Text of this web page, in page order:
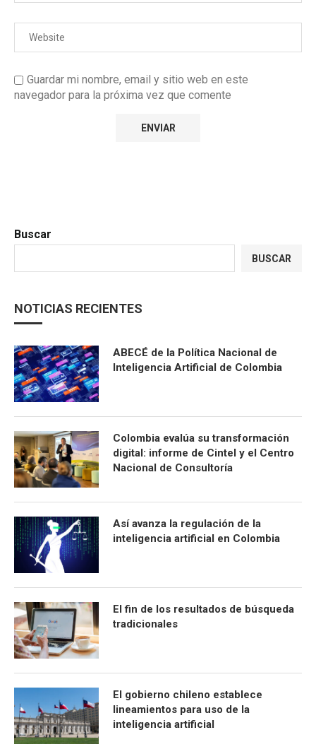
Guardar mi nombre, email y sitio web en este
navegador para la próxima vez que comente
Buscar
BUSCAR
NOTICIAS RECIENTES
ABECÉ de la Política Nacional de
Inteligencia Artificial de Colombia
Colombia evalúa su transformación
digital: informe de Cintel y el Centro
Nacional de Consultoría
Así avanza la regulación de la
inteligencia artificial en Colombia
El fin de los resultados de búsqueda
tradicionales
El gobierno chileno establece
lineamientos para uso de la
inteligencia artificial